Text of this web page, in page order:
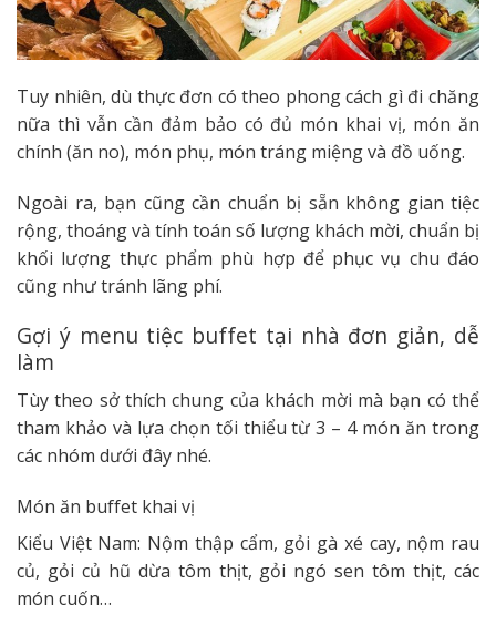
Tuy nhiên, dù thực đơn có theo phong cách gì đi chăng
nữa thì vẫn cần đảm bảo có đủ món khai vị, món ăn
chính (ăn no), món phụ, món tráng miệng và đồ uống.
Ngoài ra, bạn cũng cần chuẩn bị sẵn không gian tiệc
rộng, thoáng và tính toán số lượng khách mời, chuẩn bị
khối lượng thực phẩm phù hợp để phục vụ chu đáo
cũng như tránh lãng phí.
Gợi ý menu tiệc buffet tại nhà đơn giản, dễ
làm
Tùy theo sở thích chung của khách mời mà bạn có thể
tham khảo và lựa chọn tối thiểu từ 3 – 4 món ăn trong
các nhóm dưới đây nhé.
Món ăn buffet khai vị
Kiểu Việt Nam: Nộm thập cẩm, gỏi gà xé cay, nộm rau
củ, gỏi củ hũ dừa tôm thịt, gỏi ngó sen tôm thịt, các
món cuốn…